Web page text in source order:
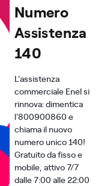
Numero
Assistenza
140
L'assistenza
commerciale Enel si
rinnova: dimentica
l'800900860 e
chiama il nuovo
numero unico 140!
Gratuito da fisso e
mobile, attivo 7/7
dalle 7:00 alle 22:00